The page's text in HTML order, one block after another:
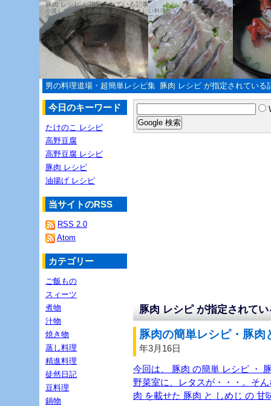
豚肉 レシピ が指定されている記事
介護した、息子の簡単・節約・やさしい料理サイト
母の教えは、なめてみろ！（自分の舌での確認）
男の料理道場・超簡単レシピ集 豚肉 レシピ が指定されている
豚肉 レシピ が指定されて
豚肉の簡単レシピ・豚
年3月16日
今回は、 豚肉 の簡単 レシピ ・
野菜室に、レタスが・・・。そ
肉 を載せた 豚肉 と しめじ の 甘
今日のキーワード
たけのこ レシピ
高野豆腐
高野豆腐 レシピ
豚肉 レシピ
油揚げ レシピ
当サイトのRSS
RSS 2.0
Atom
カテゴリー
ご飯もの
スィーツ
煮物
汁物
焼き物
蒸し料理
精進料理
徒然日記
豆料理
鍋物